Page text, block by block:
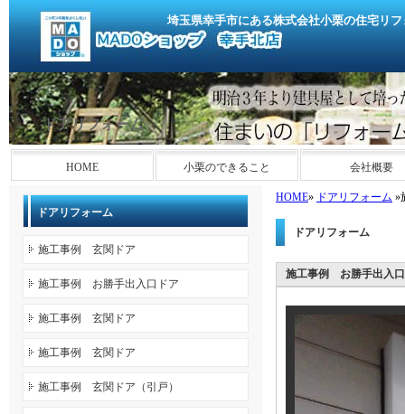
埼玉県幸手市にある株式会社小栗の住宅リ
ドアリフォーム
HOME 小栗のできること 会社概要
HOME» ドアリフォーム »
ドアリフォーム
施工事例 お勝手出入
ドアリフォーム
施工事例 玄関ドア
施工事例 お勝手出入口ドア
施工事例 玄関ドア
施工事例 玄関ドア
施工事例 玄関ドア（引戸）